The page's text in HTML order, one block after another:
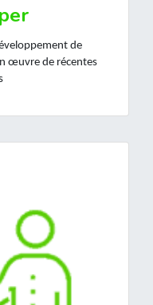
de
œuvre de récentes